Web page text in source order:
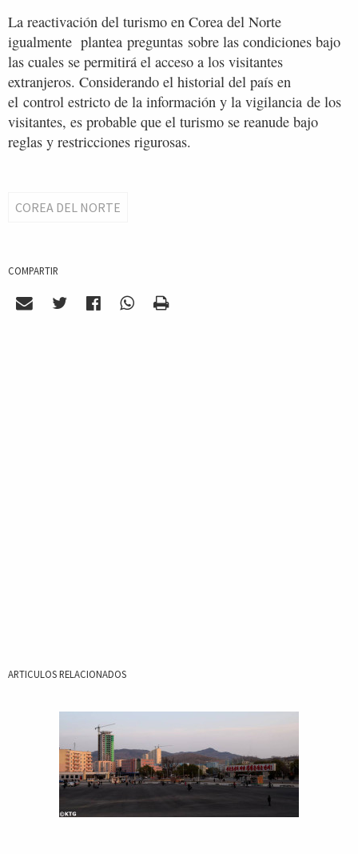
La reactivación del turismo en Corea del Norte
igualmente plantea preguntas sobre las condiciones bajo
las cuales se permitirá el acceso a los visitantes
extranjeros. Considerando el historial del país en
el control estricto de la información y la vigilancia de los
visitantes, es probable que el turismo se reanude bajo
reglas y restricciones rigurosas.
COREA DEL NORTE
COMPARTIR
ARTICULOS RELACIONADOS